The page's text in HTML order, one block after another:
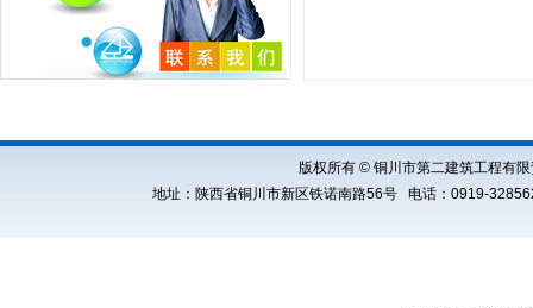
版权所有 © 铜川市第二建筑工程有
地址：陕西省铜川市新区铁诺南路56号 电话：0919-